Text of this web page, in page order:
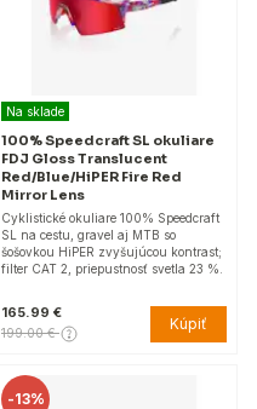
Na sklade
100% Speedcraft SL okuliare
FDJ Gloss Translucent
Red/Blue/HiPER Fire Red
Mirror Lens
Cyklistické okuliare 100% Speedcraft
SL na cestu, gravel aj MTB so
šošovkou HiPER zvyšujúcou kontrast;
filter CAT 2, priepustnosť svetla 23 %.
165.99 €
199.00 € Kúpiť
-13%